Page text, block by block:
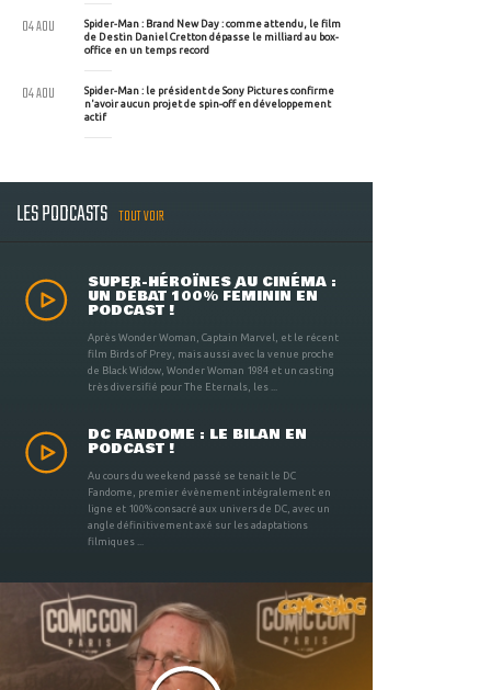
Spider-Man : Brand New Day : comme attendu, le film
de Destin Daniel Cretton dépasse le milliard au box-
office en un temps record
04 AOU
Spider-Man : le président de Sony Pictures confirme
n'avoir aucun projet de spin-off en développement
actif
04 AOU
LES PODCASTS TOUT VOIR
SUPER-HÉROÏNES AU CINÉMA :
UN DÉBAT 100% FÉMININ EN
PODCAST !
Après Wonder Woman, Captain Marvel, et le récent
film Birds of Prey, mais aussi avec la venue proche
de Black Widow, Wonder Woman 1984 et un casting
très diversifié pour The Eternals, les ...
DC FANDOME : LE BILAN EN
PODCAST !
Au cours du weekend passé se tenait le DC
Fandome, premier évènement intégralement en
ligne et 100% consacré aux univers de DC, avec un
angle définitivement axé sur les adaptations
filmiques ...